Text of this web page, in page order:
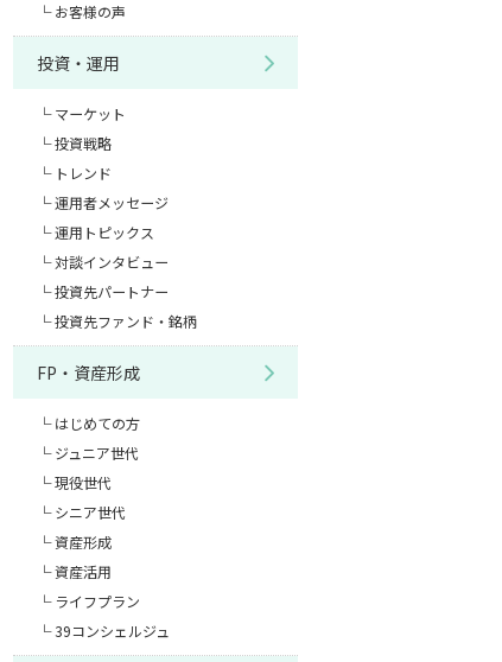
お客様の声
投資・運用
マーケット
投資戦略
トレンド
運用者メッセージ
運用トピックス
対談インタビュー
投資先パートナー
投資先ファンド・銘柄
FP・資産形成
はじめての方
ジュニア世代
現役世代
シニア世代
資産形成
資産活用
ライフプラン
39コンシェルジュ